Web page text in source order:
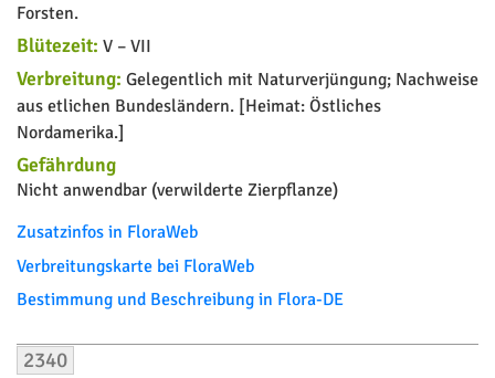
Forsten.
Blütezeit: V – VII
Verbreitung: Gelegentlich mit Naturverjüngung; Nachweise
aus etlichen Bundesländern. [Heimat: Östliches
Nordamerika.]
Gefährdung
Nicht anwendbar (verwilderte Zierpflanze)
Zusatzinfos in FloraWeb
Verbreitungskarte bei FloraWeb
Bestimmung und Beschreibung in Flora-DE
2340